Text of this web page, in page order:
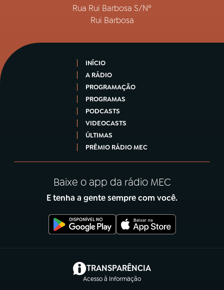
Rua Rui Barbosa S/Nº
Rui Barbosa
INÍCIO
A RÁDIO
PROGRAMAÇÃO
PROGRAMAS
PODCASTS
VIDEOCASTS
ÚLTIMAS
PRÊMIO RÁDIO MEC
Baixe o app da rádio MEC
E tenha a gente sempre com você.
TRANSPARÊNCIA
Acesso à Informação
(abre em nova aba)